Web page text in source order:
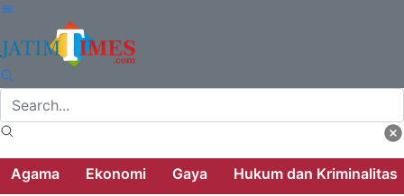
Agama Ekonomi Gaya Hukum dan Kriminalitas